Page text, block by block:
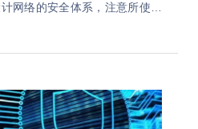
网络的安全体系，注意所使用